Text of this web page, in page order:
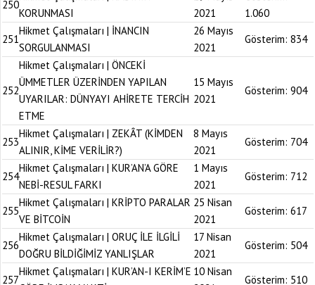
250
KORUNMASI
2021
1.060
251
Hikmet Çalışmaları | İNANCIN
SORGULANMASI
26 Mayıs
2021
Gösterim: 834
252
Hikmet Çalışmaları | ÖNCEKİ
ÜMMETLER ÜZERİNDEN YAPILAN
UYARILAR: DÜNYAYI AHİRETE TERCİH
ETME
15 Mayıs
2021
Gösterim: 904
253
Hikmet Çalışmaları | ZEKÂT (KİMDEN
ALINIR, KİME VERİLİR?)
8 Mayıs
2021
Gösterim: 704
254
Hikmet Çalışmaları | KUR’AN’A GÖRE
NEBİ-RESUL FARKI
1 Mayıs
2021
Gösterim: 712
255
Hikmet Çalışmaları | KRİPTO PARALAR
VE BİTCOİN
25 Nisan
2021
Gösterim: 617
256
Hikmet Çalışmaları | ORUÇ İLE İLGİLİ
DOĞRU BİLDİĞİMİZ YANLIŞLAR
17 Nisan
2021
Gösterim: 504
257
Hikmet Çalışmaları | KUR’AN-I KERİM’E 10 Nisan
Gösterim: 510